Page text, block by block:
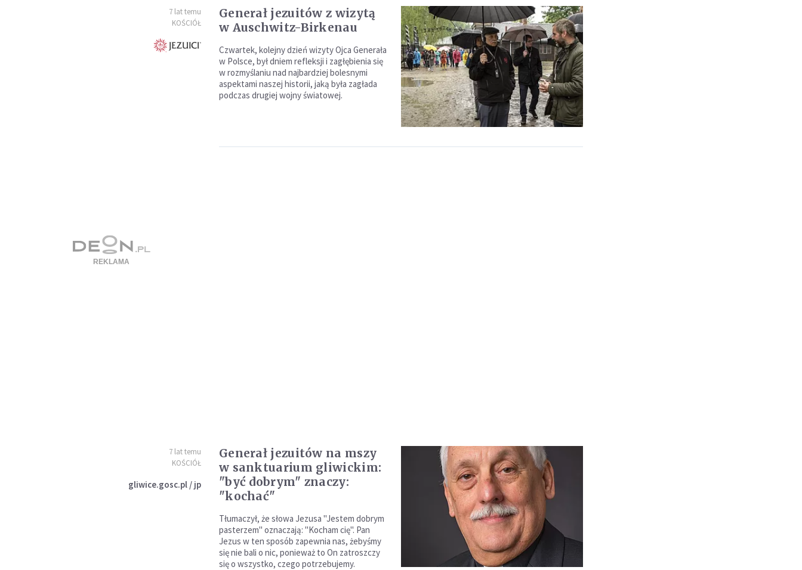
7 lat temu
KOŚCIÓŁ
Generał jezuitów z wizytą
w Auschwitz-Birkenau
Czwartek, kolejny dzień wizyty Ojca Generała
w Polsce, był dniem refleksji i zagłębienia się
w rozmyślaniu nad najbardziej bolesnymi
aspektami naszej historii, jaką była zagłada
podczas drugiej wojny światowej.
7 lat temu
KOŚCIÓŁ
gliwice.gosc.pl / jp
Generał jezuitów na mszy
w sanktuarium gliwickim:
"być dobrym" znaczy:
"kochać"
Tłumaczył, że słowa Jezusa "Jestem dobrym
pasterzem" oznaczają: "Kocham cię". Pan
Jezus w ten sposób zapewnia nas, żebyśmy
się nie bali o nic, ponieważ to On zatroszczy
się o wszystko, czego potrzebujemy.